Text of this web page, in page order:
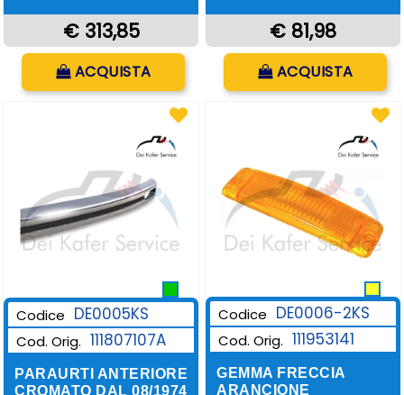
€ 313,85
Quantità
ACQUISTA
€ 81,98
Quantità
ACQUISTA
Codice DE0005KS
Cod. Orig. 111807107A
PARAURTI ANTERIORE
CROMATO DAL 08/1974
Codice DE0006-2KS
Cod. Orig. 111953141
GEMMA FRECCIA
ARANCIONE